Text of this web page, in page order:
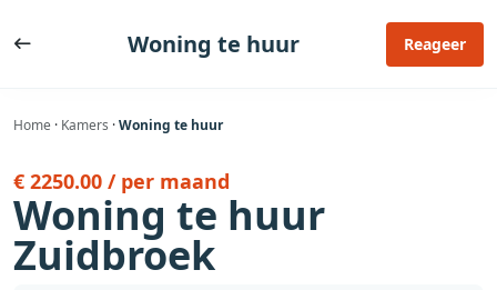
naar
Woning te huur Reageer
Home · Kamers ·Woning te huur
€ 2250.00 / per maand
Woning te huur
Zuidbroek